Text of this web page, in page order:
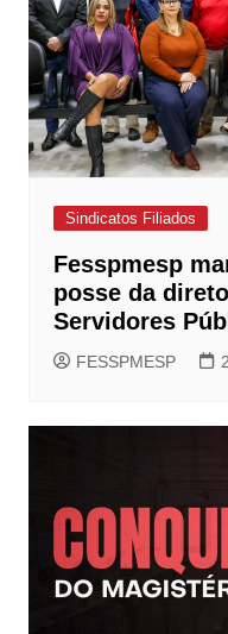
Sindicatos Filiados
Fesspmesp
posse da
Servidores
FESSPMESP